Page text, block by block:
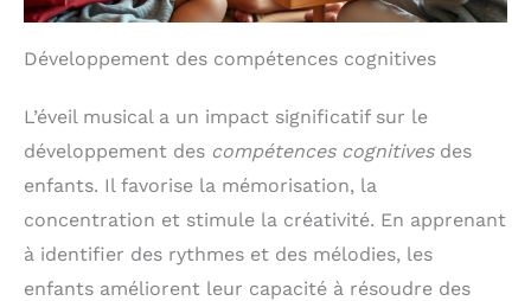
Développement des compétences cognitives
L’éveil musical a un impact significatif sur le
développement des compétences cognitivesdes
enfants. Il favorise la mémorisation, la
concentration et stimule la créativité. En apprenant
à identifier des rythmes et des mélodies, les
enfants améliorent leur capacité à résoudre des